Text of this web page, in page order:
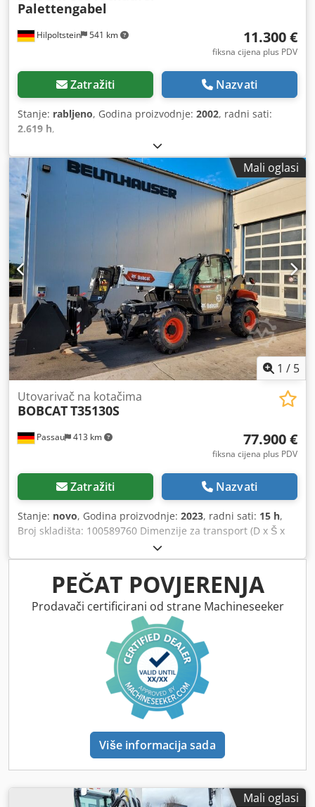
Hilpoltstein 541 km
Palettengabel
11.300 €
fiksna cijena plus PDV
Zatražiti Nazvati
Stanje: rabljeno, Godina proizvodnje: 2002, radni sati:
2.619 h,
Mali oglasi
1 / 5
Passau 413 km
Utovarivač na kotačima
BOBCATT35130S
77.900 €
fiksna cijena plus PDV
Zatražiti Nazvati
Stanje: novo, Godina proizvodnje: 2023, radni sati: 15 h,
Broj skladišta: 100589760 Dimenzije za transport (D x Š x
V): 0 x 0 x 0 ---- Klima-uređaj, kamera za vožnju unatrag i
ventilator za promjenu smjera zraka. Uključuje: podesive
vilice za palete i zemljokopna žlica sa zubima (2,4 m / 950
l). Lokacija: Neustadt / Orla Cedpfx Ajzkztkjh Ejrf
PEČAT POVJERENJA
Prodavači certificirani od strane Machineseeker
Više informacija sada
Mali oglasi